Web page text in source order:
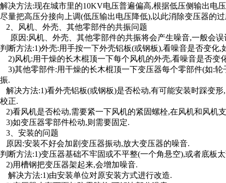
解决方法:现在城市里的10KV电压普遍偏高,根据低压侧输出电
尽量把高压分接向上调(低压输出电压降低),以此消除变压器的
2、风机、外壳、其他零部件的共振问题
原因:风机、外壳、其他零部件的共振将会产生噪音,一般会
判断方法:1)外壳:用手按一下外壳铝板(或钢板),看噪音是否变化
2)风机:用干燥的长木棍顶一下每个风机的外壳,看噪音是否变
3)其他零部件:用干燥的长木棍顶一下变压器每个零部件(如:
振.
解决方法:1)看外壳铝板(或钢板)是否松动,有可能安装时踩变
校正.
2)看风机是否松动,需要紧一下风机的紧固螺栓,在风机和风机
3)如变压器零部件松动,则需要固定.
3、安装的问题
原因:安装不好会加剧变压器振动,放大变压器的噪音.
判断方法:1)变压器基础不牢固或不平整(一个角悬空),或者底板
2)用槽钢把变压器架起来,会增加噪音.
解决方法:1)由安装单位对原安装方式进行改造.